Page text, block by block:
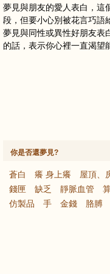
夢見與朋友的愛人表白，這
段，但要小心別被花言巧語
夢見與同性或異性好朋友表
的話，表示你心裡一直渴望
你是否還夢見?
蒼白 癢 身上癢 屋頂、
錢匣
缺乏 靜脈血管
仿製品
手 金錢 胳膊